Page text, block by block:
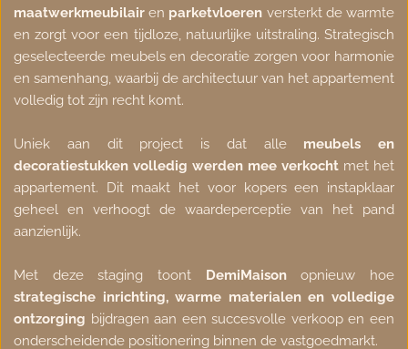
maatwerkmeubilair en parketvloeren versterkt de warmte
en zorgt voor een tijdloze, natuurlijke uitstraling. Strategisch
geselecteerde meubels en decoratie zorgen voor harmonie
en samenhang, waarbij de architectuur van het appartement
volledig tot zijn recht komt.
Uniek aan dit project is dat alle meubels en
decoratiestukken volledig werden mee verkocht met het
appartement. Dit maakt het voor kopers een instapklaar
geheel en verhoogt de waardeperceptie van het pand
aanzienlijk.
Met deze staging toont DemiMaison
strategische inrichting, warme materialen en volledige
ontzorging bijdragen aan een succesvolle verkoop en een
onderscheidende positionering binnen de vastgoedmarkt.